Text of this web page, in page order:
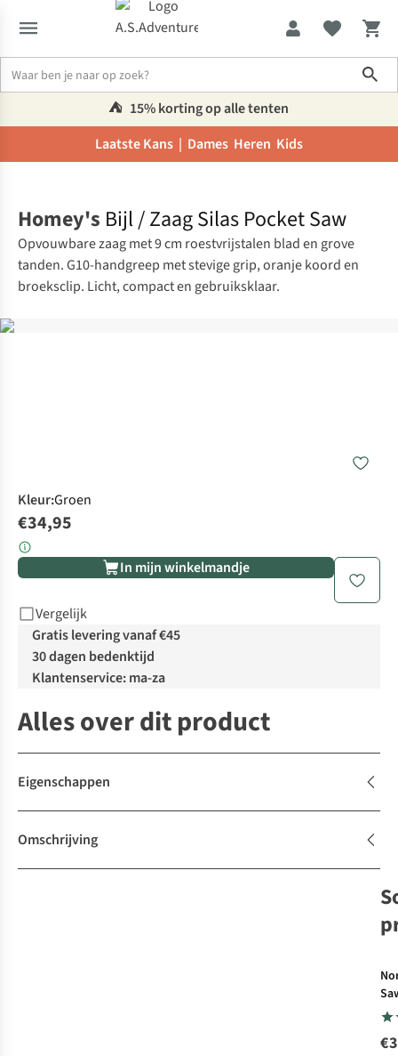
⛺️ 15% korting op alle tenten
Laatste Kans | Dames Heren Kids
Homey's Bijl / Zaag Silas Pocket Saw
Opvouwbare zaag met 9 cm roestvrijstalen blad en grove
tanden. G10-handgreep met stevige grip, oranje koord en
broeksclip. Licht, compact en gebruiksklaar.
Kleur:Groen
€34,95
In mijn winkelmandje
Vergelijk
Gratis levering vanaf €45
30 dagen bedenktijd
Klantenservice: ma-za
Alles over dit product
Eigenschappen
Omschrijving